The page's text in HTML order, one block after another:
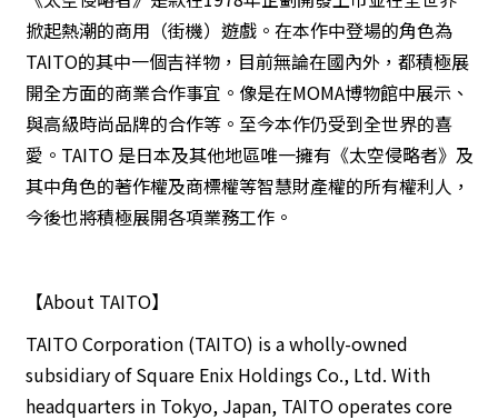
掀起熱潮的商用（街機）遊戲。在本作中登場的角色為
TAITO的其中一個吉祥物，目前無論在國內外，都積極展
開全方面的商業合作事宜。像是在MOMA博物館中展示、
與高級時尚品牌的合作等。至今本作仍受到全世界的喜
愛。TAITO 是日本及其他地區唯一擁有《太空侵略者》及
其中角色的著作權及商標權等智慧財產權的所有權利人，
今後也將積極展開各項業務工作。
【About TAITO】
TAITO Corporation (TAITO) is a wholly-owned
subsidiary of Square Enix Holdings Co., Ltd. With
headquarters in Tokyo, Japan, TAITO operates core